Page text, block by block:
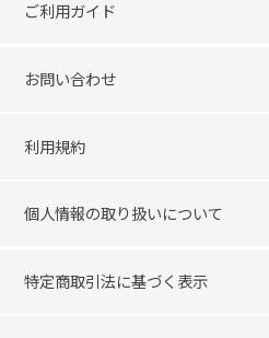
ご利用ガイド
お問い合わせ
利用規約
個人情報の取り扱いについて
特定商取引法に基づく表示